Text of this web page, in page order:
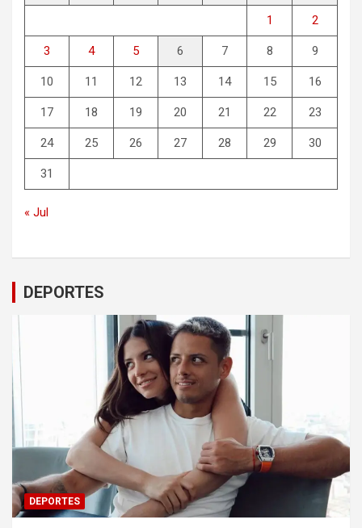
1 2
3 4 5 6 7 8 9
10 11 12 13 14 15 16
17 18 19 20 21 22 23
24 25 26 27 28 29 30
31
« Jul
DEPORTES
DEPORTES